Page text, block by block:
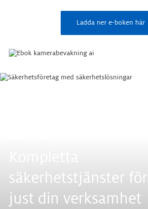
Ladda ner e-boken här
säkerhetstjänster för
just din verksamhet